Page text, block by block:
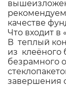
качестве
Что входит в
В теплый
из клеёного
безрамного
завершения